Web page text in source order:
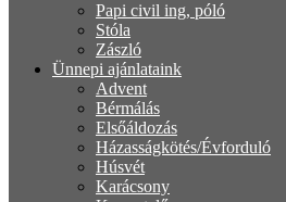
Papi civil ing, póló
Stóla
Zászló
Ünnepi ajánlataink
Advent
Bérmálás
Elsőáldozás
Házasságkötés/Évforduló
Húsvét
Karácsony